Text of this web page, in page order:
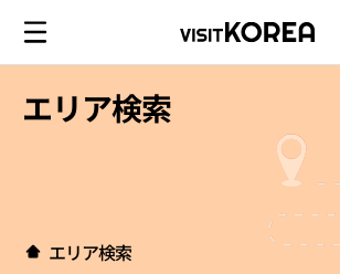
エリア検索
エリア検索